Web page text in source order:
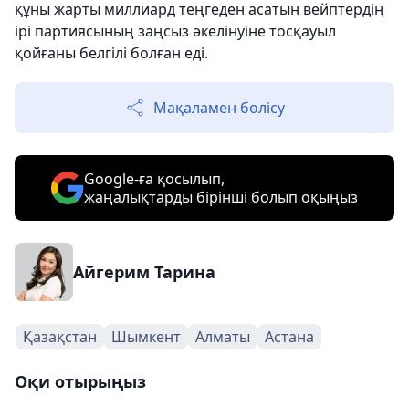
құны жарты миллиард теңгеден асатын вейптердің
ірі партиясының заңсыз әкелінуіне тосқауыл
қойғаны белгілі болған еді.
Мақаламен бөлісу
Google-ға қосылып,
жаңалықтарды бірінші болып оқыңыз
Айгерим Тарина
Қазақстан Шымкент Алматы Астана
Оқи отырыңыз